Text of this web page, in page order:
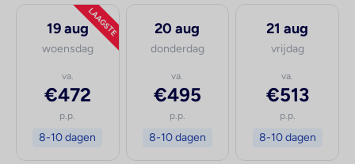
LAAGSTE
19 aug
woensdag
va.
€472
p.p.
8-10 dagen
20 aug
donderdag
va.
€495
p.p.
8-10 dagen
21 aug
vrijdag
va.
€513
p.p.
8-10 dagen